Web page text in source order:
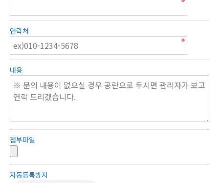
ο 회원관리
부정 이용 방지와 비인가 사용 방지, 가입 의사 확인
ο 마케팅 및 광고에 활용
신규 서비스(제품) 개발 및 특화 , 이벤트 등 광고성 정보 전
달 , 접속 빈도 파악 또는 고객의 서비스 이용에 대한 통계
ο 기타
단문 및 장문 등 메시지서비스 제공
한국신재생산업은 회원가입, 1:1맞춤상담/비용문의, 온라인
답변 등을 위해 아래와 같은 개인정보를 수집하고 있습니다.
연락처
내용
첨부파일
자동등록방지